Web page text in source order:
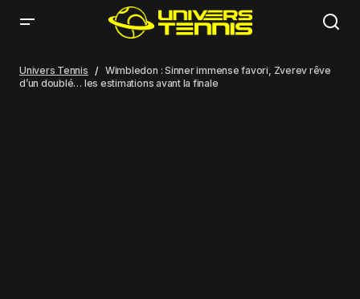
estimations avant la finale
Univers Tennis
Wimbledon : Sinner immense favori, Zverev rêve
d’un doublé… les estimations avant la finale